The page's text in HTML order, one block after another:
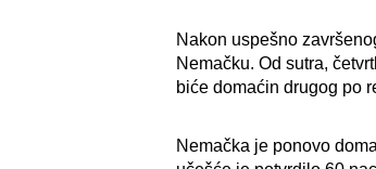
Nakon uspešno
Nemačku. Od sutra,
biće domaćin drugog po
Nemačka je ponovo